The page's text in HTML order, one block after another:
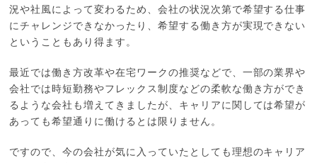
況や社風によって変わるため、会社の状況次第で希望する仕事
にチャレンジできなかったり、希望する働き方が実現できない
ということもあり得ます。
最近では働き方改革や在宅ワークの推奨などで、一部の業界や
会社では時短勤務やフレックス制度などの柔軟な働き方ができ
るような会社も増えてきましたが、キャリアに関しては希望が
あっても希望通りに働けるとは限りません。
ですので、今の会社が気に入っていたとしても理想のキャリア